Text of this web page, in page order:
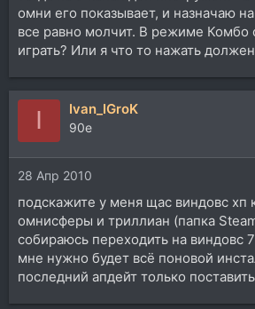
омни его показывает, и назначаю
все равно молчит. В режиме Комбо
играть? Или я что то нажать
I Ivan_IGroK
90e
28 Апр 2010
подскажите у меня щас виндовс хп
омнисферы и триллиан (папка
собираюсь переходить на виндовс
мне нужно будет всё поновой
последний апдейт только поставить